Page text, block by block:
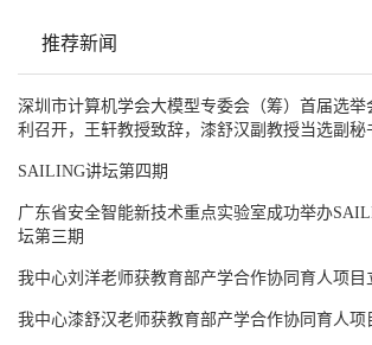
推荐新闻
深圳市计算机学会大模型专委会（筹）首届选举
利召开，王轩教授致辞，漆舒汉副教授当选副秘
SAILING讲坛第四期
广东省安全智能新技术重点实验室成功举办
坛第三期
我中心刘洋老师获教育部产学合作协同育人项目
我中心漆舒汉老师获教育部产学合作协同育人项